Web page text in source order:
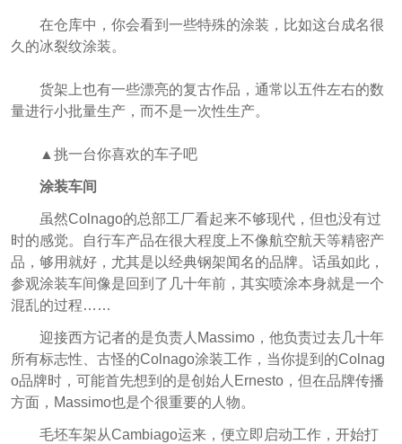
在仓库中，你会看到一些特殊的涂装，比如这台成名很
久的冰裂纹涂装。
货架上也有一些漂亮的复古作品，通常以五件左右的数
量进行小批量生产，而不是一次性生产。
▲挑一台你喜欢的车子吧
涂装车间
虽然Colnago的总部工厂看起来不够现代，但也没有过
时的感觉。自行车产品在很大程度上不像航空航天等精密产
品，够用就好，尤其是以经典钢架闻名的品牌。话虽如此，
参观涂装车间像是回到了几十年前，其实喷涂本身就是一个
混乱的过程……
迎接西方记者的是负责人Massimo，他负责过去几十年
所有标志性、古怪的Colnago涂装工作，当你提到的Colnag
o品牌时，可能首先想到的是创始人Ernesto，但在品牌传播
方面，Massimo也是个很重要的人物。
毛坯车架从Cambiago运来，便立即启动工作，开始打